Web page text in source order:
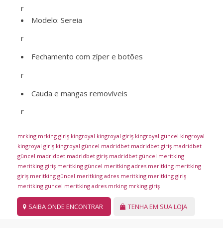
r
Modelo: Sereia
r
Fechamento com zíper e botões
r
Cauda e mangas removíveis
r
mrking mrking giriş kingroyal kingroyal giriş kingroyal güncel kingroyal
kingroyal giriş kingroyal güncel madridbet madridbet giriş madridbet
güncel madridbet madridbet giriş madridbet güncel meritking
meritking giriş meritking güncel meritking adres meritking meritking
giriş meritking güncel meritking adres meritking meritking giriş
meritking güncel meritking adres mrking mrking giriş
SAIBA ONDE ENCONTRAR TENHA EM SUA LOJA